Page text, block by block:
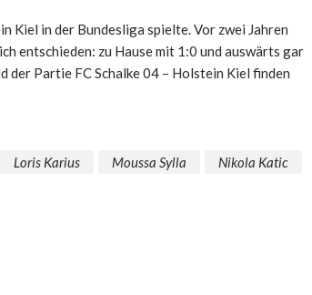
Kiel in der Bundesliga spielte. Vor zwei Jahren
entschieden: zu Hause mit 1:0 und auswärts gar
der Partie FC Schalke 04 – Holstein Kiel finden
Loris Karius Moussa Sylla
Nikola Katic